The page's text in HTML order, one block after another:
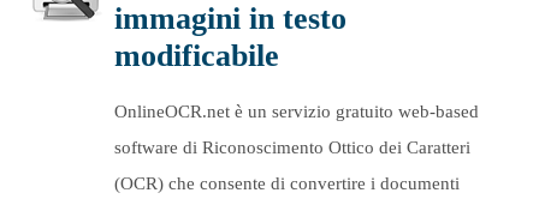
immagini in testo
modificabile
OnlineOCR.net è un servizio gratuito web-based
software di Riconoscimento Ottico dei Caratteri
(OCR) che consente di convertire i documenti